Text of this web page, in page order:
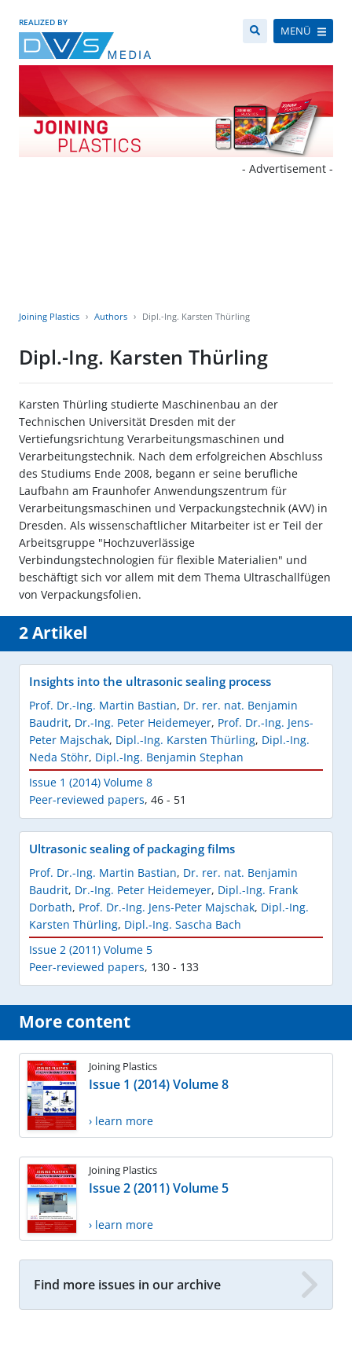
REALIZED BY
MENÜ
- Advertisement -
Joining Plastics Authors Dipl.-Ing. Karsten Thürling
Dipl.-Ing. Karsten Thürling
Karsten Thürling studierte Maschinenbau an der
Technischen Universität Dresden mit der
Vertiefungsrichtung Verarbeitungsmaschinen und
Verarbeitungstechnik. Nach dem erfolgreichen Abschluss
des Studiums Ende 2008, begann er seine berufliche
Laufbahn am Fraunhofer Anwendungszentrum für
Verarbeitungsmaschinen und Verpackungstechnik (AVV) in
Dresden. Als wissenschaftlicher Mitarbeiter ist er Teil der
Arbeitsgruppe "Hochzuverlässige
Verbindungstechnologien für flexible Materialien" und
beschäftigt sich vor allem mit dem Thema Ultraschallfügen
von Verpackungsfolien.
2 Artikel
Insights into the ultrasonic sealing process
Prof. Dr.-Ing. Martin Bastian, Dr. rer. nat. Benjamin
Baudrit, Dr.-Ing. Peter Heidemeyer, Prof. Dr.-Ing. Jens-
Peter Majschak, Dipl.-Ing. Karsten Thürling, Dipl.-Ing.
Neda Stöhr, Dipl.-Ing. Benjamin Stephan
Issue 1 (2014) Volume 8
Peer-reviewed papers, 46 - 51
Ultrasonic sealing of packaging films
Prof. Dr.-Ing. Martin Bastian, Dr. rer. nat. Benjamin
Baudrit, Dr.-Ing. Peter Heidemeyer, Dipl.-Ing. Frank
Dorbath, Prof. Dr.-Ing. Jens-Peter Majschak, Dipl.-Ing.
Karsten Thürling, Dipl.-Ing. Sascha Bach
Issue 2 (2011) Volume 5
Peer-reviewed papers, 130 - 133
More content
Joining Plastics
Issue 1 (2014) Volume 8
› learn more
Joining Plastics
Issue 2 (2011) Volume 5
› learn more
Find more issues in our archive